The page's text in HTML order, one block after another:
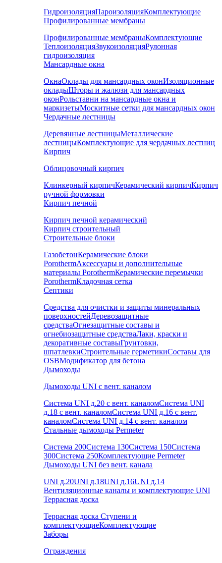
ГидроизоляцияПароизоляцияКомплектующие
Профилированные мембраны
Профилированные мембраныКомплектующие
ТеплоизоляцияЗвукоизоляцияРулонная
гидроизоляция
Мансардные окна
ОкнаОклады для мансардных оконИзоляционные
окладыШторы и жалюзи для мансардных
оконРольставни на мансардные окна и
маркизетыМоскитные сетки для мансардных окон
Чердачные лестницы
Деревянные лестницыМеталлические
лестницыКомплектующие для чердачных лестниц
Кирпич
Облицовочный кирпич
Клинкерный кирпичКерамический кирпичКирпич
ручной формовки
Кирпич печной
Кирпич печной керамический
Кирпич строительный
Строительные блоки
ГазобетонКерамические блоки
PorothermАксессуары и дополнительные
материалы PorothermКерамические перемычки
PorothermКладочная сетка
Септики
Средства для очистки и защиты минеральных
поверхностейДеревозащитные
средстваОгнезащитные составы и
огнебиозащитные средстваЛаки, краски и
декоративные составыГрунтовки,
шпатлевкиСтроительные герметикиСоставы для
OSBМодификатор для бетона
Дымоходы
Дымоходы UNI с вент. каналом
Система UNI д.20 с вент. каналомСистема UNI
д.18 с вент. каналомСистема UNI д.16 с вент.
каналомСистема UNI д.14 с вент. каналом
Стальные дымоходы Permeter
Система 200Система 130Система 150Система
300Система 250Комплектующие Permeter
Дымоходы UNI без вент. канала
UNI д.20UNI д.18UNI д.16UNI д.14
Вентиляционные каналы и комплектующие UNI
Террасная доска
Террасная доска Ступени и
комплектующиеКомплектующие
Заборы
Ограждения